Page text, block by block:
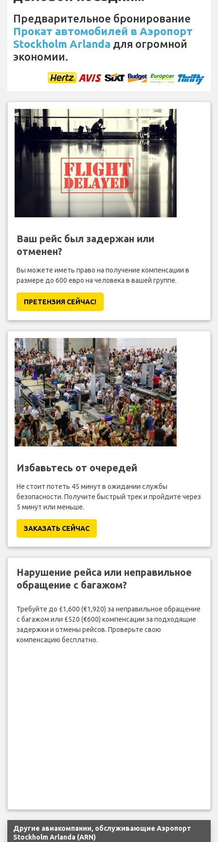
Предварительное бронирование
Прокат автомобилей в Аэропорт
Stockholm Arlanda для огромной
экономии.
Ваш рейс был задержан или
отменен?
Вы можете иметь право на получение компенсации в
размере до 600 евро на человека в вашей группе.
ПРЕТЕНЗИЯ CЕЙЧАС!
Избавьтесь от очередей
Не стоит потеть 45 минут в ожидании службы
безопасности. Получите быстрый трек и пройдите через
5 минут или меньше.
ЗАКАЗАТЬ СЕЙЧАС
Нарушение рейса или неправильное
обращение с багажом?
Требуйте до £1,600 (€1,920) за неправильное обращение
с багажом или £520 (€600) компенсации за подходящие
задержки и отмены рейсов. Проверьте свою
компенсацию бесплатно.
Другие авиакомпании, обслуживающие Аэропорт
Stockholm Arlanda (ARN)